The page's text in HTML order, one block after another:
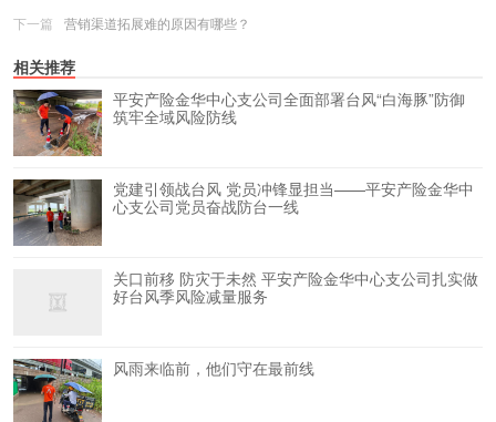
下一篇
营销渠道拓展难的原因有哪些？
相关推荐
平安产险金华中心支公司全面部署台风“白海豚”防御
筑牢全域风险防线
党建引领战台风 党员冲锋显担当——平安产险金华中
心支公司党员奋战防台一线
关口前移 防灾于未然 平安产险金华中心支公司扎实做
好台风季风险减量服务
风雨来临前，他们守在最前线